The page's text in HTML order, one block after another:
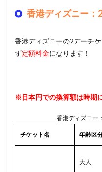
香港ディズニー：
香港ディズニーの2デーチ
ず定額料金になります！
※日本円での換算額は時期
香港ディズニー
チケット名 年齢区
大人